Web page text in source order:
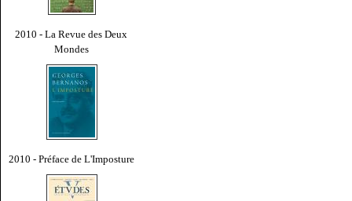
2010 - La Revue des Deux
Mondes
2010 - Préface de L'Imposture